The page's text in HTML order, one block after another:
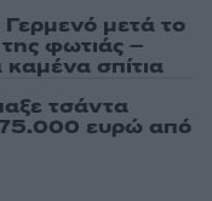
μετά το
φωτιάς –
σπίτια
τσάντα
75.000 ευρώ από